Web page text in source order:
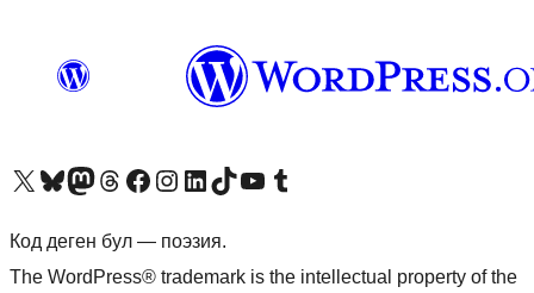
Visit our X (formerly Twitter) account
Visit our Bluesky account
Биздин Mastodon түрмөгүбүзгө баш багыңыз
Visit our Threads account
Биздин Facebook баракчабызга кириңиз
Биздин Instagram баракчабызга баш багыңыз
Биздин LinkedIn баракчабызга баш багыңыз
Visit our TikTok account
Visit our YouTube channel
Visit our Tumblr account
Код деген бул — поэзия.
The WordPress® trademark is the intellectual property of the